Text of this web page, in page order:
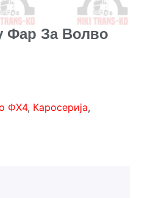
Фар За Волво
ФХ4, Каросерија,